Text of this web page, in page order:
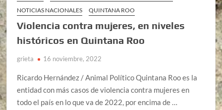
NOTICIAS NACIONALES
QUINTANA ROO
Violencia contra mujeres, en niveles
históricos en Quintana Roo
grieta 16 noviembre, 2022
Ricardo Hernández / Animal Político Quintana Roo es la
entidad con más casos de violencia contra mujeres en
todo el país en lo que va de 2022, por encima de …